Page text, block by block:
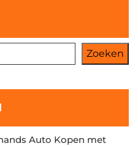
Zoeken
Auto Kopen met